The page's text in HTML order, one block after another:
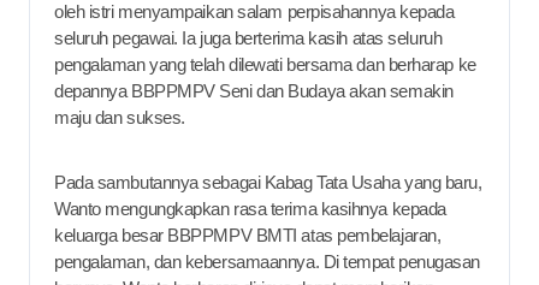
oleh istri menyampaikan salam perpisahannya kepada
seluruh pegawai. Ia juga berterima kasih atas seluruh
pengalaman yang telah dilewati bersama dan berharap ke
depannya BBPPMPV Seni dan Budaya akan semakin
maju dan sukses.
Pada sambutannya sebagai Kabag Tata Usaha yang baru,
Wanto mengungkapkan rasa terima kasihnya kepada
keluarga besar BBPPMPV BMTI atas pembelajaran,
pengalaman, dan kebersamaannya. Di tempat penugasan